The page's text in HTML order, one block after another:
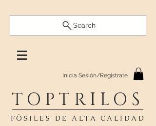
Search
Inicia Sesión/Regístrate
TOPTRILOS
FÓSILES DE ALTA CALIDAD